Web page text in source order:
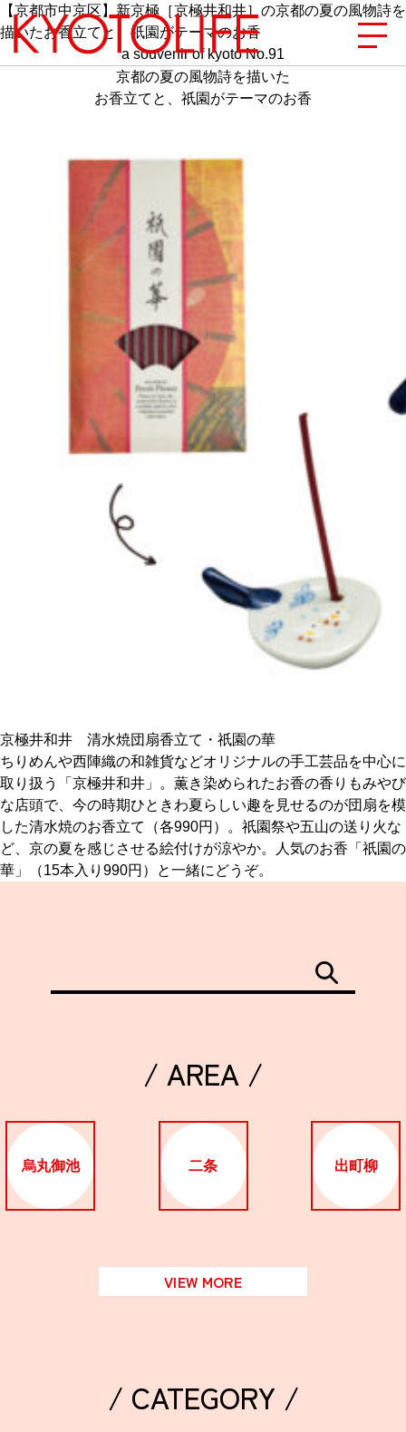
エリアから探す
地図から探す
カテゴリーから探す
SPECIAL
NEW OPEN
CULTURE
ABOUT US
Instagram
チケットプレゼント応募
SERIES
カレーが好き
京都おやつクラブ
CULTURE
すべて
【京都市中京区】新京極［京極井和井］の京都の夏の風物詩を
描いたお香立てと、祇園がテーマのお香
a souvenir of kyoto No.91
京都の夏の風物詩を描いた
お香立てと、祇園がテーマのお香
京極井和井 清水焼団扇香立て・祇園の華
ちりめんや西陣織の和雑貨などオリジナルの手工芸品を中心に
取り扱う「京極井和井」。薫き染められたお香の香りもみやび
な店頭で、今の時期ひときわ夏らしい趣を見せるのが団扇を模
した清水焼のお香立て（各990円）。祇園祭や五山の送り火な
ど、京の夏を感じさせる絵付けが涼やか。人気のお香「祇園の
華」（15本入り990円）と一緒にどうぞ。
/ AREA /
烏丸御池 二条 出町柳
VIEW MORE
/ CATEGORY /